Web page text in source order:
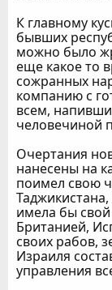
К главному
бывших
можно было
еще какое то
сожранных
компанию с
всем,
человечиной
Очертания
нанесены на
поимел свою
Таджикистана,
имела бы
Британией,
своих рабов,
Израиля
управления